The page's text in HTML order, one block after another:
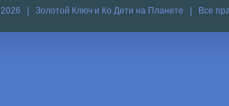
2026 | Золотой Ключ и Ко Дети на Планете | Все